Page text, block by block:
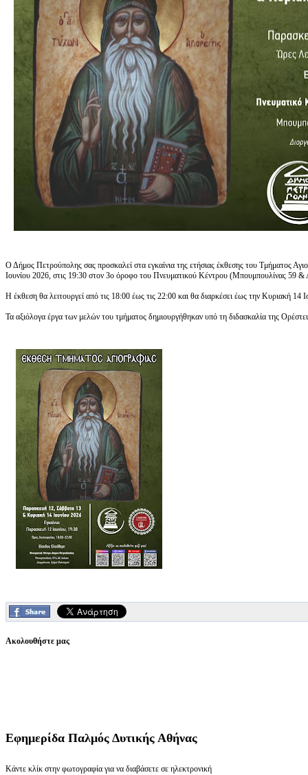
Ο Δήμος Πετρούπολης σας προσκαλεί στα εγκαίνια της ετήσιας έκθεσης του Τμήματος
Ιουνίου 2026, στις 19:30 στον 3ο όροφο του Πνευματικού Κέντρου (Μπουμπουλίνας 59
Η έκθεση θα λειτουργεί από τις 18:00 έως τις 22:00 και θα διαρκέσει έως την Κυριακή
Τα αξιόλογα έργα των μελών του τμήματος δημιουργήθηκαν υπό τη διδασκαλία της
Ακολουθήστε μας
Εφημερίδα Παλμός Δυτικής Αθήνας
Κάντε κλίκ στην φωτογραφία για να διαβάσετε σε ηλεκτρονική